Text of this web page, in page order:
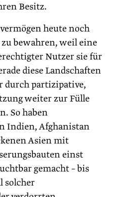
Besitz.
heute noch
bewahren, weil eine
Nutzer sie für
diese Landschaften
durch partizipative,
weiter zur Fülle
So haben
Indien, Afghanistan
Asien mit
einst
gemacht – bis
solcher